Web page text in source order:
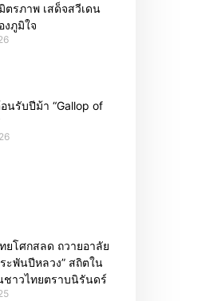
ตรภาพ เสด็จสวีเดน
งภูมิใจ
อนรับปีม้า “Gallop of
ยโศกสลด ถวายอาลัย
ะพันปีหลวง” สถิตใน
ชาวไทยตราบนิรันดร์